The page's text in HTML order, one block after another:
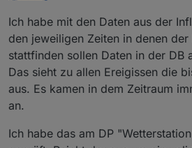
Ich habe mit den Daten aus der
den jeweiligen Zeiten in denen der
stattfinden sollen Daten in der DB
Das sieht zu allen Ereigissen die
aus. Es kamen in dem Zeitraum
an.
Ich habe das am DP